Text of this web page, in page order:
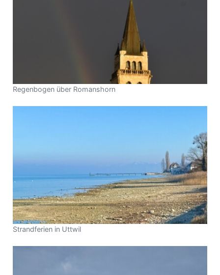
Regenbogen über Romanshorn
Strandferien in Uttwil